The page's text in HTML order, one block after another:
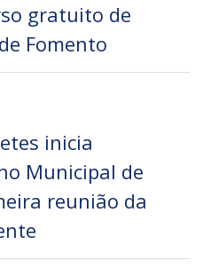
gratuito de
Fomento
inicia
Municipal de
reunião da